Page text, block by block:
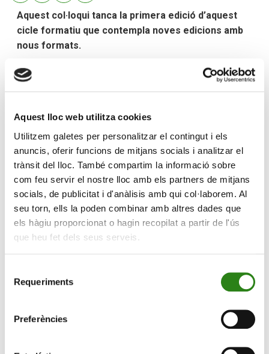
Aquest lloc web utilitza cookies
Utilitzem galetes per personalitzar el contingut i els
anuncis, oferir funcions de mitjans socials i analitzar el
trànsit del lloc. També compartim la informació sobre
com feu servir el nostre lloc amb els partners de mitjans
socials, de publicitat i d'anàlisis amb qui col·laborem. Al
seu torn, ells la poden combinar amb altres dades que
els hàgiu proporcionat o hagin recopilat a partir de l'ús
que heu fet dels seus serveis.
Requeriments
Preferències
Aquest col·loqui tanca la primera edició d’aquest
cicle formatiu que contempla noves edicions amb
nous formats.
Crèdit Andorrà organitza la conferència ‘Com obtenir
beneficis invertint en renda fixa’, a càrrec de Josep M.
Andorrà Asset Management. La sessió tindrà lloc el
inscripció es pot fer a través de l’enllaç bit.ly/3Xgi3T6
que també es pot trobar a les xarxes socials de Crèdit
Andorrà.
La renda fixa serà la temàtica que centrarà aquesta
edició, com a continuació de la sessió anterior en la
qual es van explicar els principis clau per millorar el
rendiment de les inversions en renda variable. El ponent
afecten els conceptes de duració, ràting o el col·lateral
en el preu i quins són els principals tipus de bons i de